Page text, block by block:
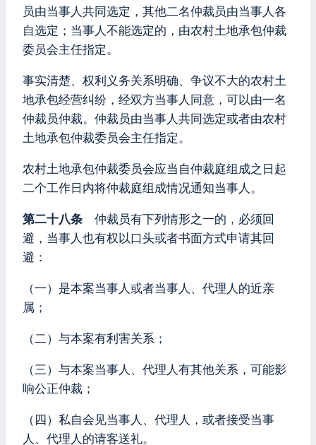
员由当事人共同选定，其他二名仲裁员由当事人各
自选定；当事人不能选定的，由农村土地承包仲裁
委员会主任指定。
事实清楚、权利义务关系明确、争议不大的农村土
地承包经营纠纷，经双方当事人同意，可以由一名
仲裁员仲裁。仲裁员由当事人共同选定或者由农村
土地承包仲裁委员会主任指定。
农村土地承包仲裁委员会应当自仲裁庭组成之日起
二个工作日内将仲裁庭组成情况通知当事人。
第二十八条 仲裁员有下列情形之一的，必须回
避，当事人也有权以口头或者书面方式申请其回
避：
（一）是本案当事人或者当事人、代理人的近亲
属；
（二）与本案有利害关系；
（三）与本案当事人、代理人有其他关系，可能影
响公正仲裁；
（四）私自会见当事人、代理人，或者接受当事
人、代理人的请客送礼。